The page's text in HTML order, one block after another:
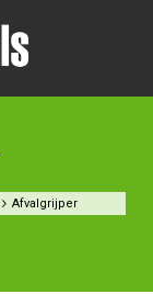
Afvalgrijper